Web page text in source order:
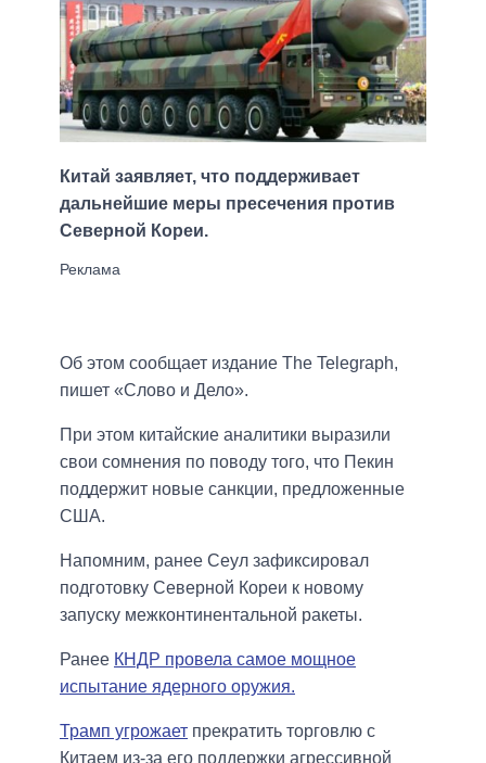
Китай заявляет, что поддерживает
дальнейшие меры пресечения против
Северной Кореи.
Об этом сообщает издание The Telegraph,
пишет «Слово и Дело».
При этом китайские аналитики выразили
свои сомнения по поводу того, что Пекин
поддержит новые санкции, предложенные
США.
Напомним, ранее Сеул зафиксировал
подготовку Северной Кореи к новому
запуску межконтинентальной ракеты.
Ранее КНДР провела самое мощное
испытание ядерного оружия.
Трамп угрожает прекратить торговлю с
Китаем из-за его поддержки агрессивной